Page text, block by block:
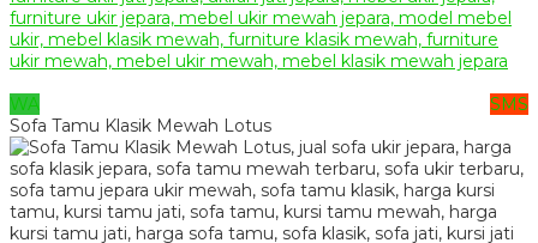
WA
SMS
Sofa Tamu Klasik Mewah Lotus